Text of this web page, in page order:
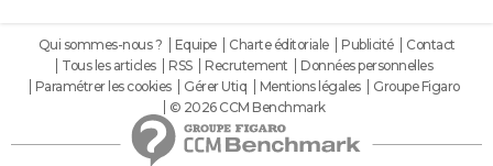
Qui sommes-nous ? Equipe Charte éditoriale Publicité
Contact
Tous les articles
RSS Recrutement
Données personnelles
Paramétrer les cookies
Gérer Utiq Mentions légales
Groupe Figaro
© 2026 CCM Benchmark